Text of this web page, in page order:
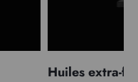
Huiles extra-